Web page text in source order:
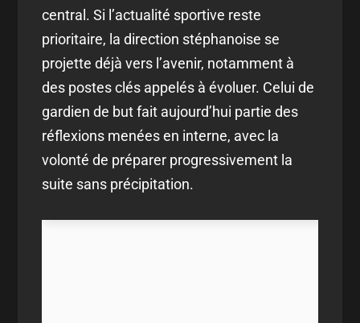
central. Si l’actualité sportive reste
prioritaire, la direction stéphanoise se
projette déjà vers l’avenir, notamment à
des postes clés appelés à évoluer. Celui de
gardien de but fait aujourd’hui partie des
réflexions menées en interne, avec la
volonté de préparer progressivement la
suite sans précipitation.